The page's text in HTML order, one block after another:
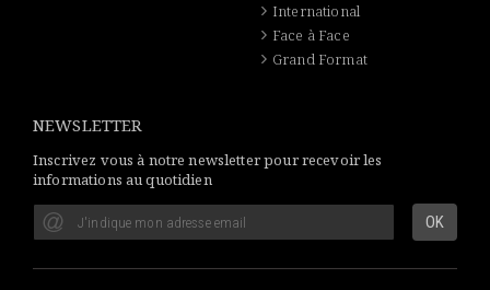
International
Face à Face
Grand Format
NEWSLETTER
Inscrivez vous à notre newsletter pour recevoir les
informations au quotidien